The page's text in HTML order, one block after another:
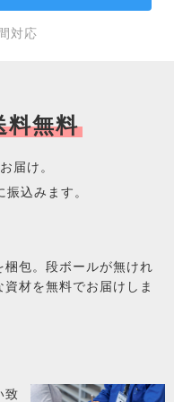
対応
料無料
届け。
込みます。
梱包。段ボールが無けれ
資材を無料でお届けしま
致